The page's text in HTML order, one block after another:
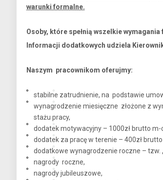
warunki formalne.
Osoby, które spełnią wszelkie
Informacji dodatkowych udziela
Naszym pracownikom oferujmy:
stabilne zatrudnienie, na podstawie
wynagrodzenie miesięczne złożone z
stażu pracy,
dodatek motywacyjny – 1000zł brutto m-
dodatek za pracę w terenie – 400zł
dodatkowe wynagrodzenie roczne – tzw.
nagrody roczne,
nagrody jubileuszowe,